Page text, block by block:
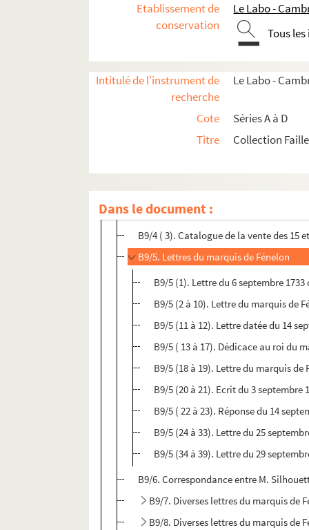
Etablissement de
conservation
Le Labo -
Tous
Intitulé de l'instrument de
recherche
Le Labo -
Cote
Séries A à D
Titre
Collection Faille
Dans le document :
B4. Pièces concernant les oeuvres de
B5. Vie et famille de Fénelon
B6. Pièces diverses concernant Fénelon
B7. Pièces concernant la mort,
B8. Pièces concernant l'édition du
B9. Pièces concernant le marquis de
B9/2. Pièces concernant l'édition de
B9/3 ( 1 à 3). Pièces concernant la
B9/4 (1 à 2). Correspondance entre le
B9/4 ( 3). Catalogue de la vente des 15
B9/5. Lettres du marquis de Fénelon
B9/5 (1). Lettre du 6 septembre
B9/5 (2 à 10). Lettre du marquis de
B9/5 (11 à 12). Lettre datée du 14
B9/5 ( 13 à 17). Dédicace au roi du
B9/5 (18 à 19). Lettre du marquis
B9/5 (20 à 21). Ecrit du 3
B9/5 ( 22 à 23). Réponse du 14
B9/5 (24 à 33). Lettre du 25
B9/5 (34 à 39). Lettre du 29
B9/6. Correspondance entre M.
B9/7. Diverses lettres du marquis de
B9/8. Diverses lettres du marquis de